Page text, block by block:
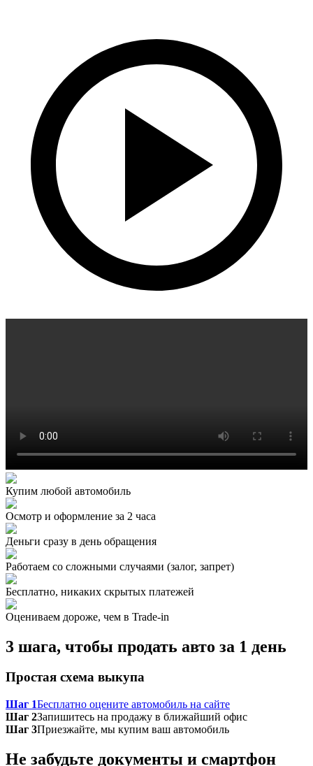
Купим любой автомобиль
Осмотр и оформление за 2 часа
Деньги сразу в день обращения
Работаем со сложными случаями (залог, запрет)
Бесплатно, никаких скрытых платежей
Оцениваем дороже, чем в Trade‑in
3 шага, чтобы продать авто за 1 день
Простая схема выкупа
Шаг 1Бесплатно оцените автомобиль на сайте
Шаг 2Запишитесь на продажу в ближайший офис
Шаг 3Приезжайте, мы купим ваш автомобиль
Не забудьте документы и смартфон